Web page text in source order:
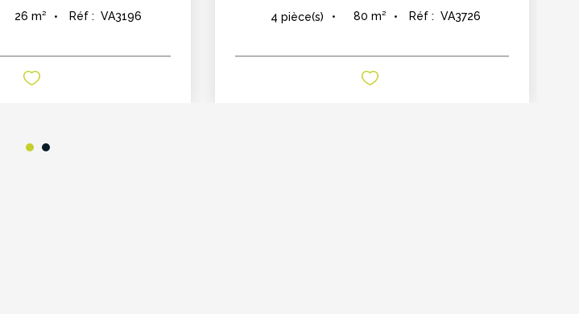
26 m² Réf : VA3196 4 pièce(s) 80 m² Réf : VA3726